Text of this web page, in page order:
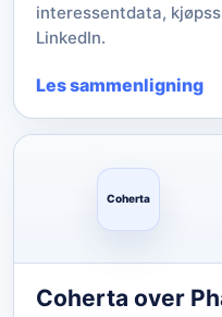
interessentdata,
LinkedIn.
Les sammenligning
Coherta
Coherta over